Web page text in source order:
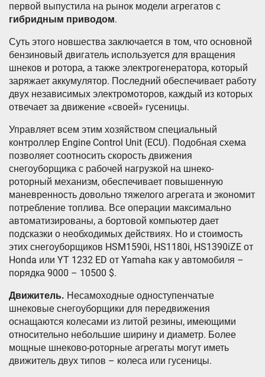
первой выпустила на рынок модели агрегатов с
гибридным приводом.
Суть этого новшества заключается в том, что основной
бензиновый двигатель используется для вращения
шнеков и ротора, а также электрогенератора, который
заряжает аккумулятор. Последний обеспечивает работу
двух независимых электромоторов, каждый из которых
отвечает за движение «своей» гусеницы.
Управляет всем этим хозяйством специальный
контроллер Engine Control Unit (ECU). Подобная схема
позволяет соотносить скорость движения
снегоуборщика с рабочей нагрузкой на шнеко-
роторный механизм, обеспечивает повышенную
маневренность довольно тяжелого агрегата и экономит
потребление топлива. Все операции максимально
автоматизированы, а бортовой компьютер дает
подсказки о необходимых действиях. Но и стоимость
этих снегоуборщиков HSM1590i, HS1180i, HS1390iZE от
Honda или YT 1232 ED от Yamaha как у автомобиля –
порядка 9000 – 10500 $.
Движитель. Несамоходные одноступенчатые
шнековые снегоуборщики для передвижения
оснащаются колесами из литой резины, имеющими
относительно небольшие ширину и диаметр. Более
мощные шнеково-роторные агрегаты могут иметь
движитель двух типов – колеса или гусеницы.